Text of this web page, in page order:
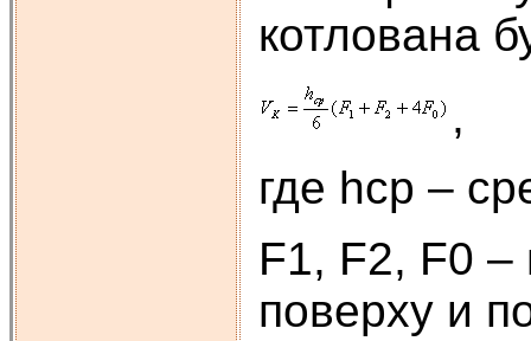
котлована
,
где hср –
F1, F2, F0 –
поверху и